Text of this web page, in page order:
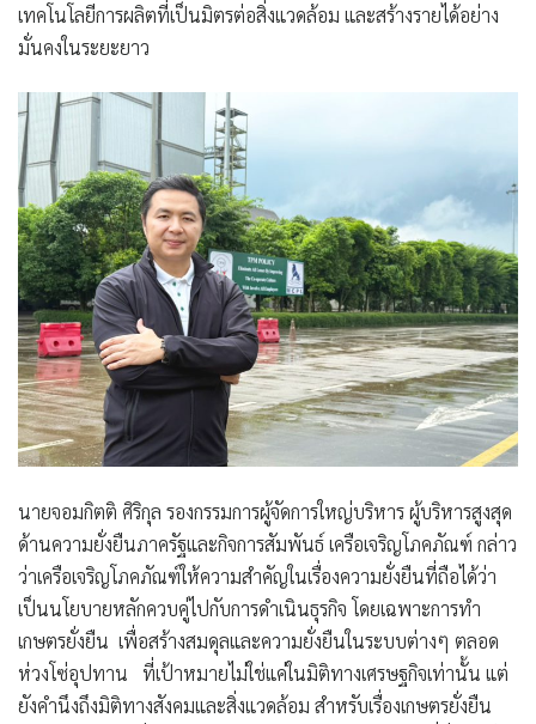
เทคโนโลยีการผลิตที่เป็นมิตรต่อสิ่งแวดล้อม และสร้างรายได้อย่าง
มั่นคงในระยะยาว
นายจอมกิตติ ศิริกุล รองกรรมการผู้จัดการใหญ่บริหาร ผู้บริหารสูงสุด
ด้านความยั่งยืนภาครัฐและกิจการสัมพันธ์ เครือเจริญโภคภัณฑ์ กล่าว
ว่าเครือเจริญโภคภัณฑ์ให้ความสำคัญในเรื่องความยั่งยืนที่ถือได้ว่า
เป็นนโยบายหลักควบคู่ไปกับการดำเนินธุรกิจ โดยเฉพาะการทำ
เกษตรยั่งยืน เพื่อสร้างสมดุลและความยั่งยืนในระบบต่างๆ ตลอด
ห่วงโซ่อุปทาน ที่เป้าหมายไม่ใช่แค่ในมิติทางเศรษฐกิจเท่านั้น แต่
ยังคำนึงถึงมิติทางสังคมและสิ่งแวดล้อม สำหรับเรื่องเกษตรยั่งยืน